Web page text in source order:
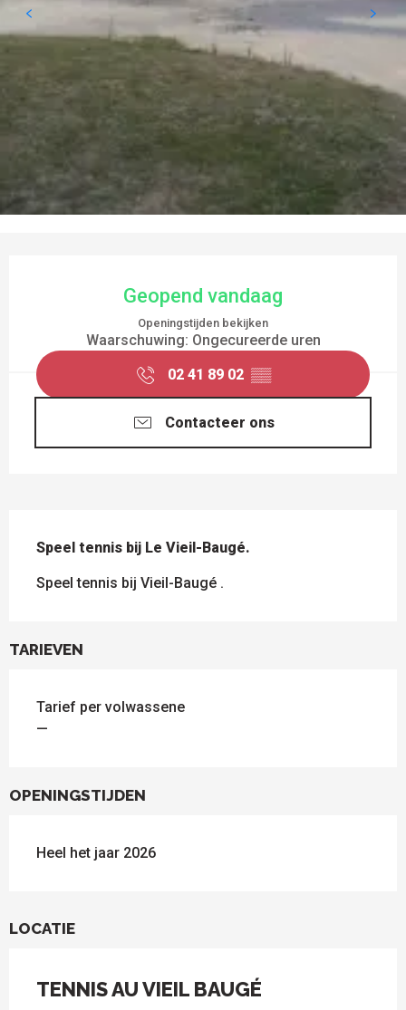
Geopend vandaag
Openingstijden bekijken
Waarschuwing: Ongecureerde uren
02 41 89 02 ▒▒
Contacteer ons
Speel tennis bij Le Vieil-Baugé.
Speel tennis bij Vieil-Baugé .
TARIEVEN
Tarief per volwassene
—
OPENINGSTIJDEN
Heel het jaar 2026
LOCATIE
TENNIS AU VIEIL BAUGÉ